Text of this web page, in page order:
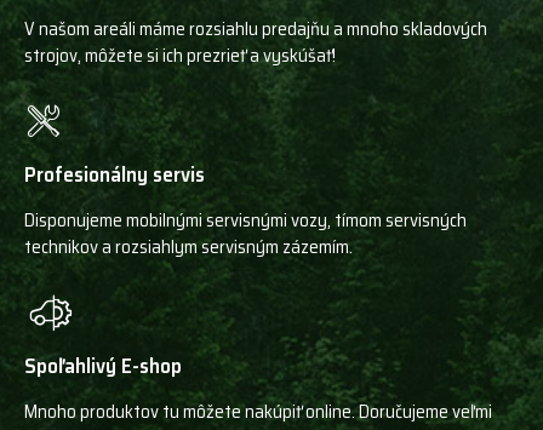
V našom areáli máme rozsiahlu predajňu a mnoho skladových
strojov, môžete si ich prezrieť a vyskúšať!
Profesionálny servis
Disponujeme mobilnými servisnými vozy, tímom servisných
technikov a rozsiahlym servisným zázemím.
Spoľahlivý E-shop
Mnoho produktov tu môžete nakúpiť online. Doručujeme veľmi